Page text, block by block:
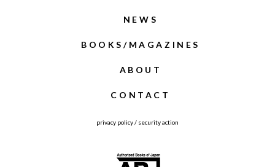
NEWS
BOOKS/MAGAZINES
ABOUT
CONTACT
privacy policy/ security action